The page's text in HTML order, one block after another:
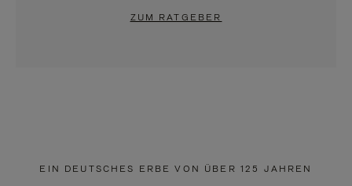
ZUM RATGEBER
EIN DEUTSCHES ERBE VON ÜBER 125 JAHREN